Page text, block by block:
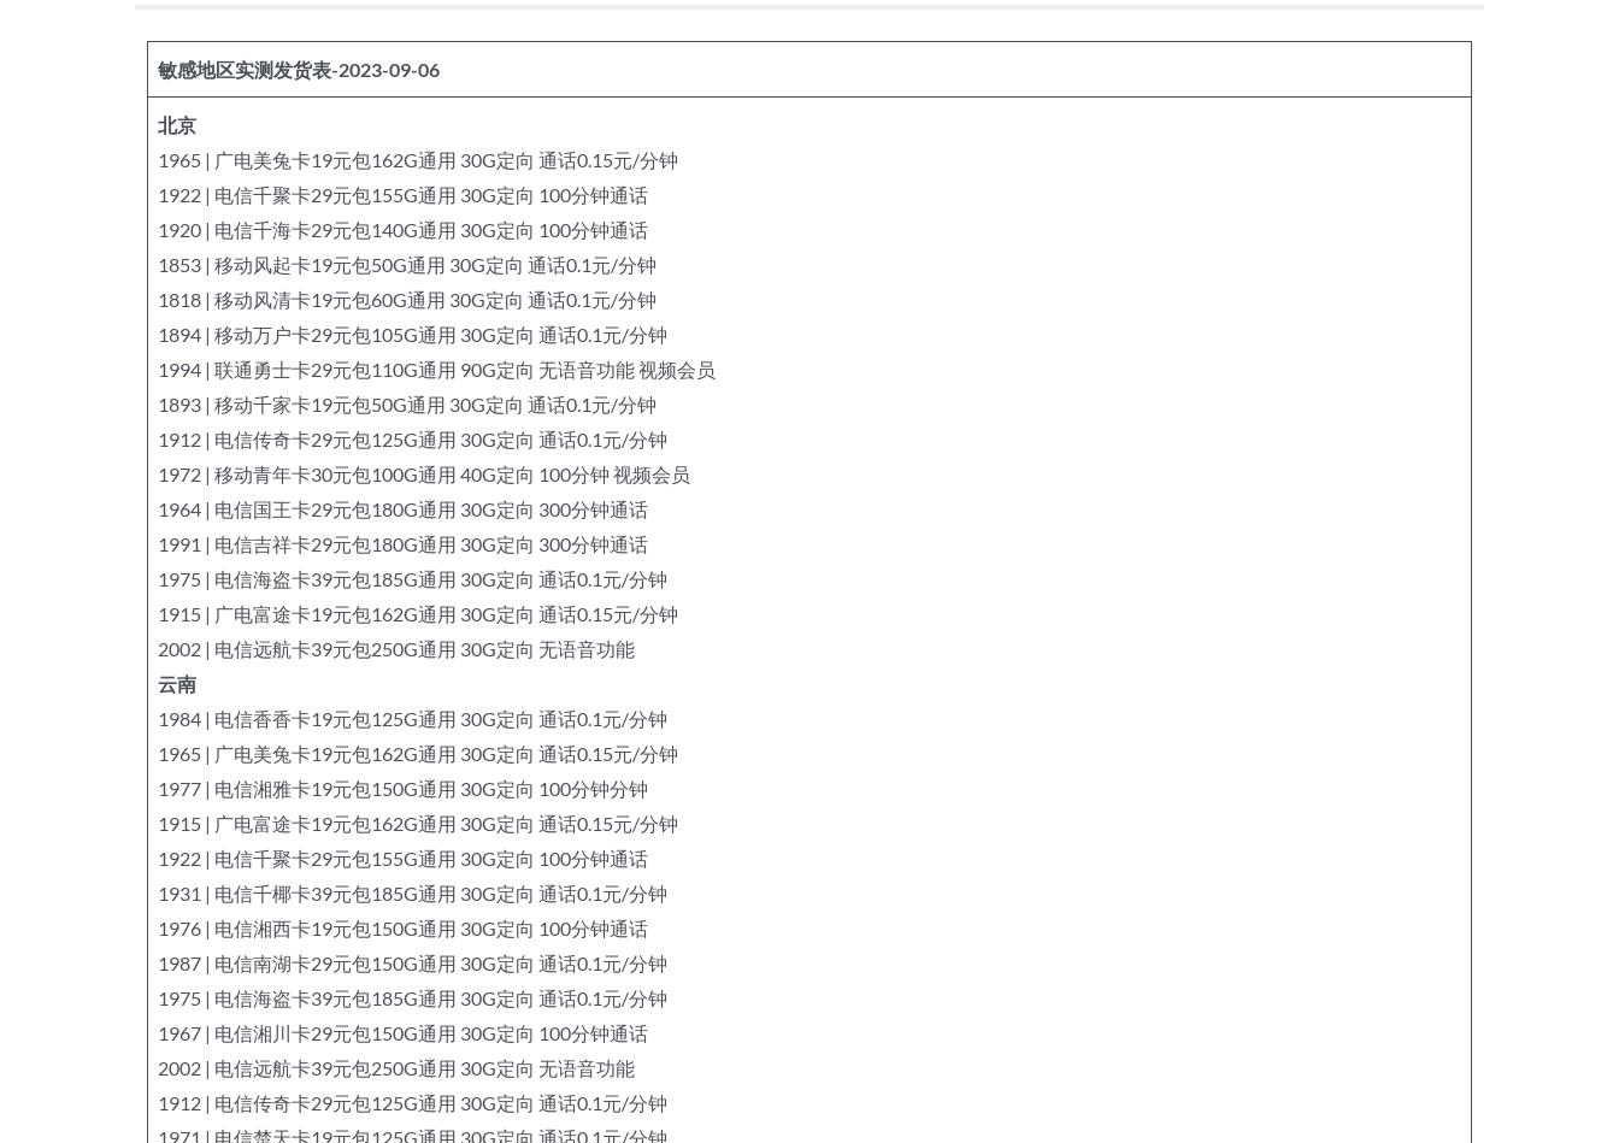
敏感地区实测发货表-2023-09-06
北京
1965 | 广电美兔卡19元包162G通用 30G定向 通话0.15元/分钟
1922 | 电信千聚卡29元包155G通用 30G定向 100分钟通话
1920 | 电信千海卡29元包140G通用 30G定向 100分钟通话
1853 | 移动风起卡19元包50G通用 30G定向 通话0.1元/分钟
1818 | 移动风清卡19元包60G通用 30G定向 通话0.1元/分钟
1894 | 移动万户卡29元包105G通用 30G定向 通话0.1元/分钟
1994 | 联通勇士卡29元包110G通用 90G定向 无语音功能 视频会员
1893 | 移动千家卡19元包50G通用 30G定向 通话0.1元/分钟
1912 | 电信传奇卡29元包125G通用 30G定向 通话0.1元/分钟
1972 | 移动青年卡30元包100G通用 40G定向 100分钟 视频会员
1964 | 电信国王卡29元包180G通用 30G定向 300分钟通话
1991 | 电信吉祥卡29元包180G通用 30G定向 300分钟通话
1975 | 电信海盗卡39元包185G通用 30G定向 通话0.1元/分钟
1915 | 广电富途卡19元包162G通用 30G定向 通话0.15元/分钟
2002 | 电信远航卡39元包250G通用 30G定向 无语音功能
云南
1984 | 电信香香卡19元包125G通用 30G定向 通话0.1元/分钟
1965 | 广电美兔卡19元包162G通用 30G定向 通话0.15元/分钟
1977 | 电信湘雅卡19元包150G通用 30G定向 100分钟分钟
1915 | 广电富途卡19元包162G通用 30G定向 通话0.15元/分钟
1922 | 电信千聚卡29元包155G通用 30G定向 100分钟通话
1931 | 电信千椰卡39元包185G通用 30G定向 通话0.1元/分钟
1976 | 电信湘西卡19元包150G通用 30G定向 100分钟通话
1987 | 电信南湖卡29元包150G通用 30G定向 通话0.1元/分钟
1975 | 电信海盗卡39元包185G通用 30G定向 通话0.1元/分钟
1967 | 电信湘川卡29元包150G通用 30G定向 100分钟通话
2002 | 电信远航卡39元包250G通用 30G定向 无语音功能
1912 | 电信传奇卡29元包125G通用 30G定向 通话0.1元/分钟
1971 | 电信楚天卡19元包125G通用 30G定向 通话0.1元/分钟